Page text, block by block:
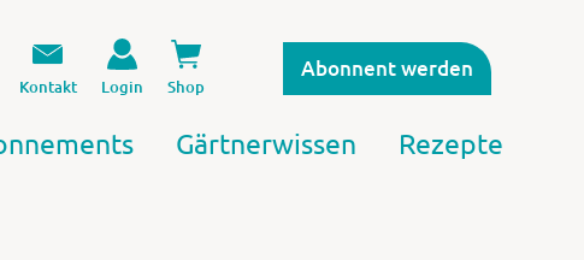
Kontakt Login Shop
Abonnent werden
Gärtnerwissen Rezepte